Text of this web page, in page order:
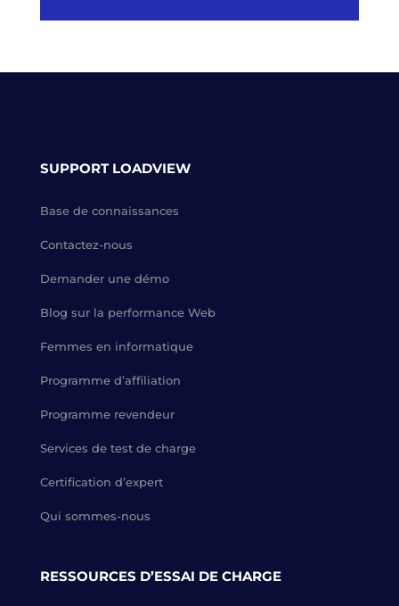
SUPPORT LOADVIEW
Base de connaissances
Contactez-nous
Demander une démo
Blog sur la performance Web
Femmes en informatique
Programme d’affiliation
Programme revendeur
Services de test de charge
Certification d’expert
Qui sommes-nous
RESSOURCES D’ESSAI DE CHARGE